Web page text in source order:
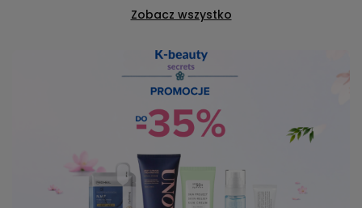
Zobacz wszystko